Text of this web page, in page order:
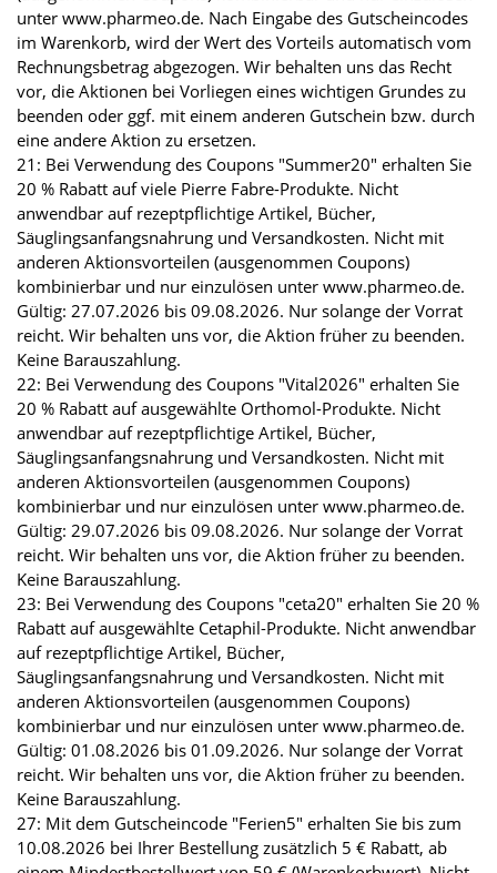
unter www.pharmeo.de. Nach Eingabe des Gutscheincodes
im Warenkorb, wird der Wert des Vorteils automatisch vom
Rechnungsbetrag abgezogen. Wir behalten uns das Recht
vor, die Aktionen bei Vorliegen eines wichtigen Grundes zu
beenden oder ggf. mit einem anderen Gutschein bzw. durch
eine andere Aktion zu ersetzen.
21: Bei Verwendung des Coupons "Summer20" erhalten Sie
20 % Rabatt auf viele Pierre Fabre-Produkte. Nicht
anwendbar auf rezeptpflichtige Artikel, Bücher,
Säuglingsanfangsnahrung und Versandkosten. Nicht mit
anderen Aktionsvorteilen (ausgenommen Coupons)
kombinierbar und nur einzulösen unter www.pharmeo.de.
Gültig: 27.07.2026 bis 09.08.2026. Nur solange der Vorrat
reicht. Wir behalten uns vor, die Aktion früher zu beenden.
Keine Barauszahlung.
22: Bei Verwendung des Coupons "Vital2026" erhalten Sie
20 % Rabatt auf ausgewählte Orthomol-Produkte. Nicht
anwendbar auf rezeptpflichtige Artikel, Bücher,
Säuglingsanfangsnahrung und Versandkosten. Nicht mit
anderen Aktionsvorteilen (ausgenommen Coupons)
kombinierbar und nur einzulösen unter www.pharmeo.de.
Gültig: 29.07.2026 bis 09.08.2026. Nur solange der Vorrat
reicht. Wir behalten uns vor, die Aktion früher zu beenden.
Keine Barauszahlung.
23: Bei Verwendung des Coupons "ceta20" erhalten Sie 20 %
Rabatt auf ausgewählte Cetaphil-Produkte. Nicht anwendbar
auf rezeptpflichtige Artikel, Bücher,
Säuglingsanfangsnahrung und Versandkosten. Nicht mit
anderen Aktionsvorteilen (ausgenommen Coupons)
kombinierbar und nur einzulösen unter www.pharmeo.de.
Gültig: 01.08.2026 bis 01.09.2026. Nur solange der Vorrat
reicht. Wir behalten uns vor, die Aktion früher zu beenden.
Keine Barauszahlung.
27: Mit dem Gutscheincode "Ferien5" erhalten Sie bis zum
10.08.2026 bei Ihrer Bestellung zusätzlich 5 € Rabatt, ab